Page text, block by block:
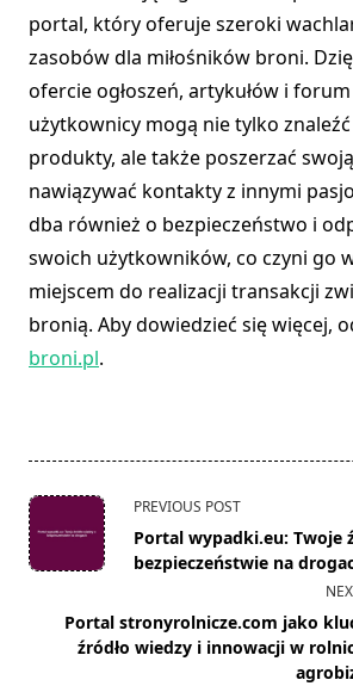
portal, który oferuje szeroki
zasobów dla miłośników broni.
ofercie ogłoszeń, artykułów i
użytkownicy mogą nie tylko
produkty, ale także poszerzać
nawiązywać kontakty z innymi
dba również o bezpieczeństwo i
swoich użytkowników, co czyni go
miejscem do realizacji transakcji
bronią. Aby dowiedzieć się więcej,
broni.pl.
<span
class="nav-
subtitle
reader-
text">Page</span>
PREVIOUS POST
Portal wypadki.eu: Twoje
bezpieczeństwie na
Portal stronyrolnicze.com jako
źródło wiedzy i innowacji w